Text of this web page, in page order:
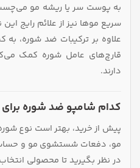
به پوست سر یا ریشه مو
سریع موها نیز از علائم رایج
علاوه بر ترکیبات ضد شوره،
قارچ‌های عامل شوره کمک
دارند.
کدام شامپو ضد شوره
پیش از خرید، بهتر است نوع
مو، دفعات شستشوی مو و
در نظر بگیرید تا محصولی